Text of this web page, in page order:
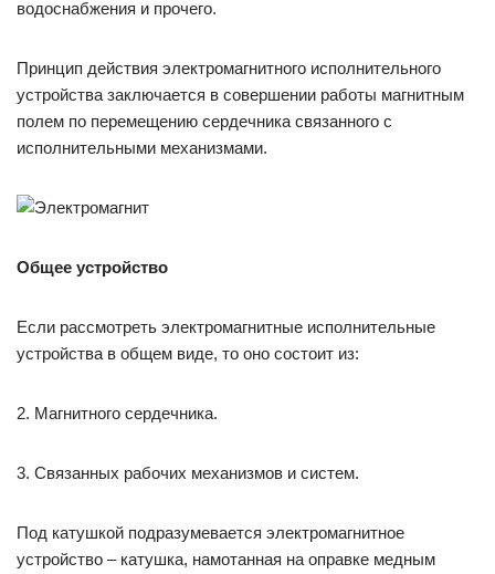
водоснабжения и прочего.
Принцип действия электромагнитного исполнительного
устройства заключается в совершении работы магнитным
полем по перемещению сердечника связанного с
исполнительными механизмами.
Общее устройство
Если рассмотреть электромагнитные исполнительные
устройства в общем виде, то оно состоит из:
2. Магнитного сердечника.
3. Связанных рабочих механизмов и систем.
Под катушкой подразумевается электромагнитное
устройство – катушка, намотанная на оправке медным